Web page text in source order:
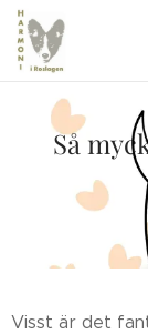
Så
Visst är det